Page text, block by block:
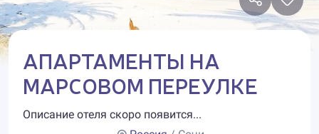
АПАРТАМЕНТЫ НА
МАРСОВОМ ПЕРЕУЛКЕ
Описание отеля скоро появится...